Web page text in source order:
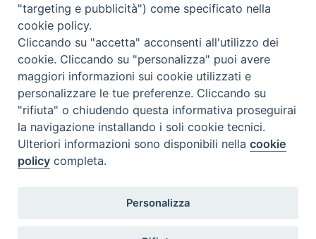
Lunedì 17.30-19.30
Martedì 17.30-19.30
Mercoledì 17.30-19.30
Giovedì 17.30-19.30
Venerdì chiuso
Sabato 9.30-11.30
Privacy e sicurezza
"targeting e pubblicità") come specificato nella
cookie policy.
Cliccando su "accetta" acconsenti all'utilizzo dei
cookie. Cliccando su "personalizza" puoi avere
maggiori informazioni sui cookie utilizzati e
personalizzare le tue preferenze. Cliccando su
"rifiuta" o chiudendo questa informativa proseguirai
la navigazione installando i soli cookie tecnici.
Ulteriori informazioni sono disponibili nellacookie
policy completa.
Personalizza